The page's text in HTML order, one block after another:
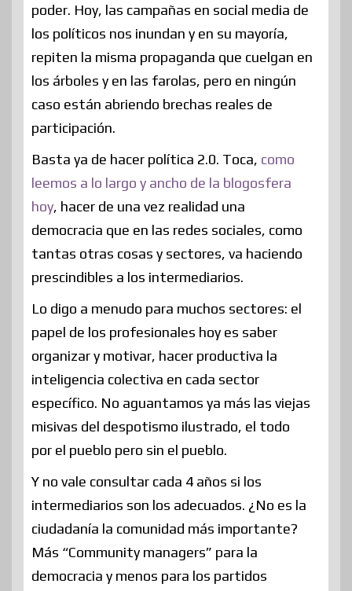
poder. Hoy, las campañas en social media de
los políticos nos inundan y en su mayoría,
repiten la misma propaganda que cuelgan en
los árboles y en las farolas, pero en ningún
caso están abriendo brechas reales de
participación.
Basta ya de hacer política 2.0. Toca, como
leemos a lo largo y ancho de la blogosfera
hoy, hacer de una vez realidad una
democracia que en las redes sociales, como
tantas otras cosas y sectores, va haciendo
prescindibles a los intermediarios.
Lo digo a menudo para muchos sectores: el
papel de los profesionales hoy es saber
organizar y motivar, hacer productiva la
inteligencia colectiva en cada sector
específico. No aguantamos ya más las viejas
misivas del despotismo ilustrado, el todo
por el pueblo pero sin el pueblo.
Y no vale consultar cada 4 años si los
intermediarios son los adecuados. ¿No es la
ciudadanía la comunidad más importante?
Más “Community managers” para la
democracia y menos para los partidos